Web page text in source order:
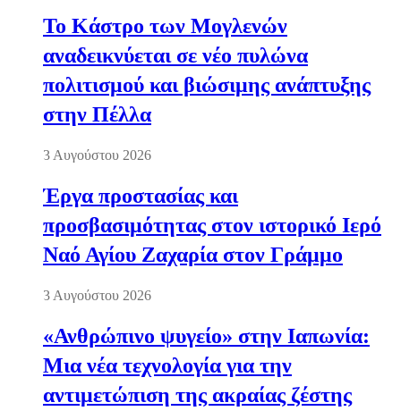
Το Κάστρο των Μογλενών
αναδεικνύεται σε νέο πυλώνα
πολιτισμού και βιώσιμης ανάπτυξης
στην Πέλλα
3 Αυγούστου 2026
Έργα προστασίας και
προσβασιμότητας στον ιστορικό Ιερό
Ναό Αγίου Ζαχαρία στον Γράμμο
3 Αυγούστου 2026
«Ανθρώπινο ψυγείο» στην Ιαπωνία:
Μια νέα τεχνολογία για την
αντιμετώπιση της ακραίας ζέστης